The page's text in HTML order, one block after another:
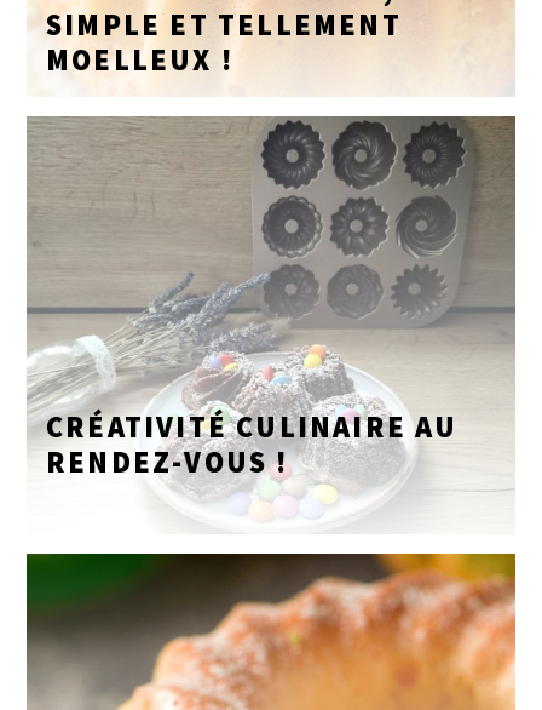
SIMPLE ET TELLEMENT
MOELLEUX !
CRÉATIVITÉ CULINAIRE AU
RENDEZ-VOUS !